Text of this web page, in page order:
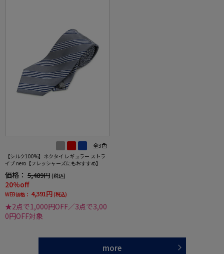
全3色
【シルク100%】ネクタイ レギュラー ストラ
イプ nero【フレッシャーズにもおすすめ】
価格： 5,489円 (税込)
20%off
WEB価格： 4,391円 (税込)
★2点で1,000円OFF／3点で3,00
0円OFF対象
more